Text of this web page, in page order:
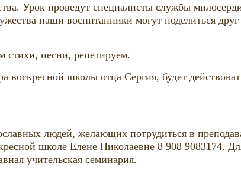
Урок проведут специалисты службы
наши воспитанники могут поделиться
стихи, песни, репетируем.
школы отца Сергия, будет
людей, желающих потрудиться в
школе Елене Николаевне 8 908 9083174.
учительская семинария.